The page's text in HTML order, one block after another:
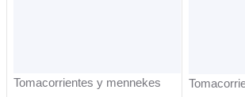
Tomacorrientes y mennekes